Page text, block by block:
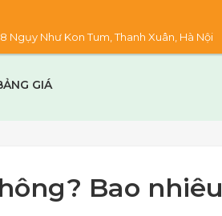
Ngụy Như Kon Tum, Thanh Xuân, Hà Nội
GIÁ
Bao nhiêu